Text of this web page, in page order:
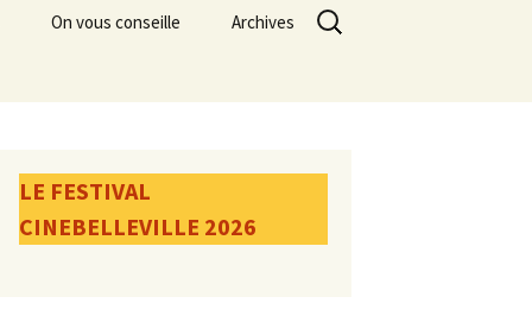
On vous conseille Archives
Rechercher :
LE FESTIVAL
CINEBELLEVILLE 2026